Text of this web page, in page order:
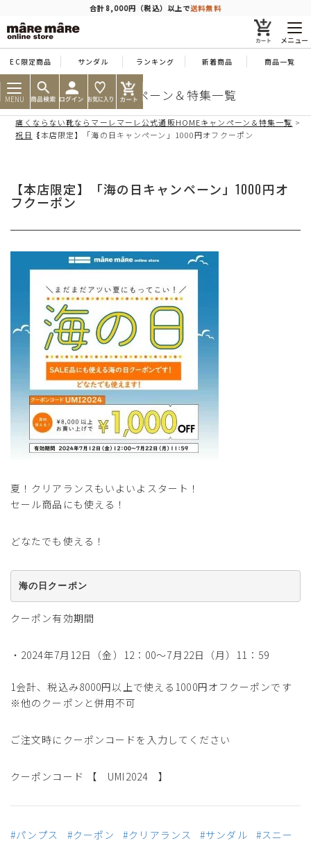
合計8,000円（税込）以上で送料無料
メニュー
EC限定商品 サンダル ランキング 新着商品 商品一覧
MENU 靴のキャンペーン＆特集一覧
痛くならない靴ならマーレマーレ公式通販HOMEキャンペーン＆特集一覧
祝日 【本店限定】「海の日キャンペーン」1000円オフクーポン
【本店限定】「海の日キャンペーン」1000円オ
フクーポン
夏！クリアランスもいよいよスタート！
セール商品にも使える！
どなたでも使える！
海の日クーポン
クーポン有効期間
・2024年7月12日（金）12：00～7月22日（月）11：59
1会計、税込み8000円以上で使える1000円オフクーポンです
※他のクーポンと併用不可
ご注文時にクーポンコードを入力してください
クーポンコード 【 UMI2024 】
#パンプス #クーポン #クリアランス #サンダル
#スニー
商品を探す
人気ワード #コンフォート #パンプス
タイプ
絞り込んで検索する